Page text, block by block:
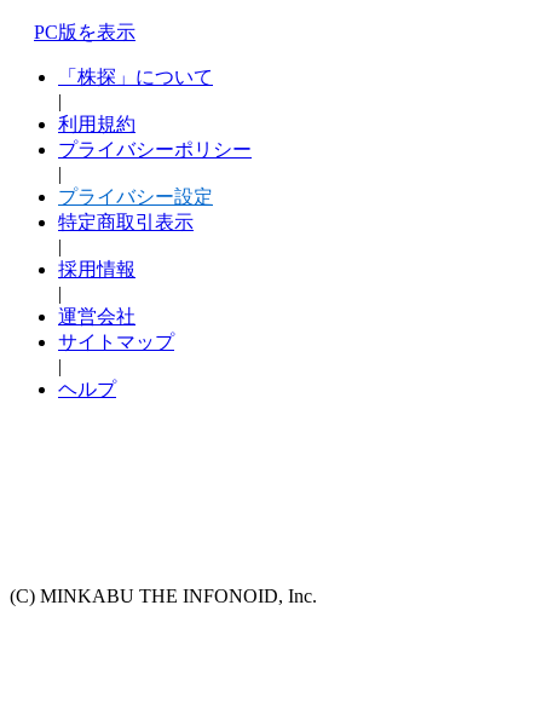
PC版を表示
「株探」について
|
利用規約
プライバシーポリシー
|
プライバシー設定
特定商取引表示
|
採用情報
|
運営会社
サイトマップ
|
ヘルプ
(C) MINKABU THE INFONOID, Inc.